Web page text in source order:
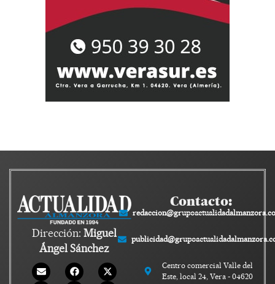
Dirección: Miguel
Ángel Sánchez
Contacto:
Centro comercial Valle del
Este, local 24, Vera - 04620